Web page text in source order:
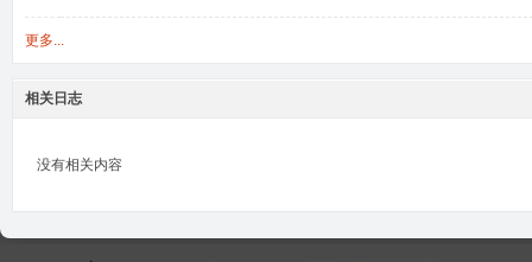
更多...
相关日志
没有相关内容